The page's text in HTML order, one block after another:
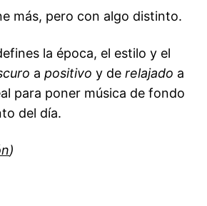
más, pero con algo distinto.
la época, el estilo y el
apositivo y derelajado a
para poner música de fondo
del día.
)